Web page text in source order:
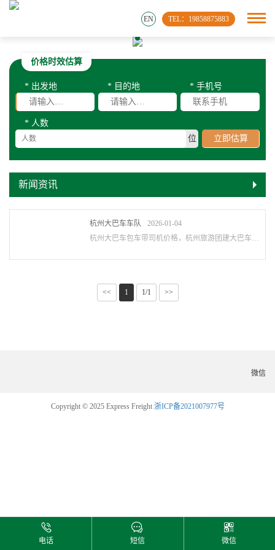
TEL：19858875883
EN
价格时效估算
* 出发地 * 目的地 * 手机号
* 人数
位
立即估算
新闻资讯
杭州大巴车车队
2026-01-04
杭州大巴车包车带司机价格，杭州旅游团建大巴车队租赁，杭州商务会议会展大巴车队，杭···
<< 1 1/1 >>
微信
Copyright © 2025 Express Freight 浙ICP备2021007977号
电话 短信 微信